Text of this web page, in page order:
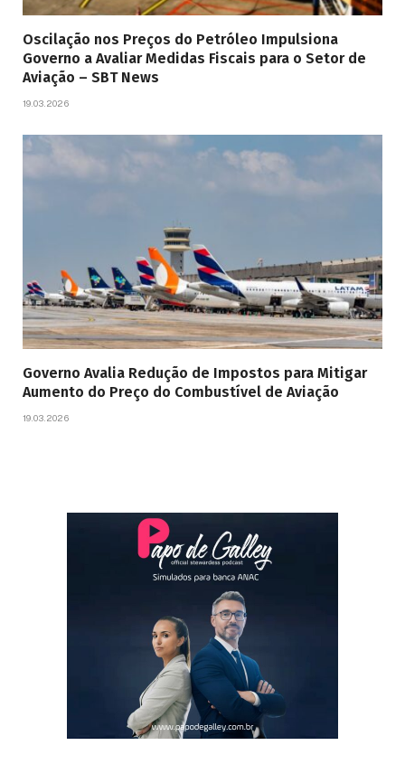
Oscilação nos Preços do Petróleo Impulsiona
Governo a Avaliar Medidas Fiscais para o Setor de
Aviação – SBT News
19.03.2026
Governo Avalia Redução de Impostos para Mitigar
Aumento do Preço do Combustível de Aviação
19.03.2026